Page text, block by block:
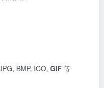
BMP, ICO, GIF 等